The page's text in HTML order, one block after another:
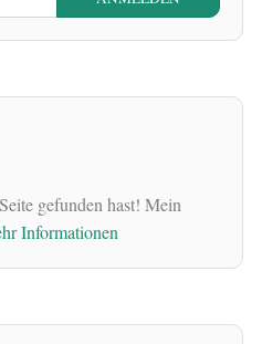
gefunden hast! Mein
Informationen